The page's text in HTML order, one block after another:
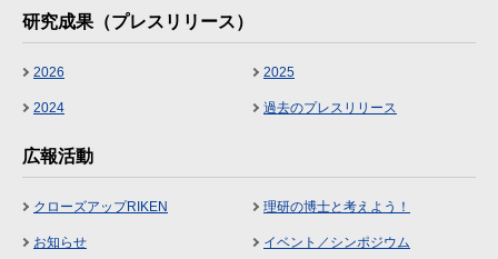
研究成果（プレスリリース）
2026 2025
2024 過去のプレスリリース
広報活動
クローズアップRIKEN 理研の博士と考えよう！
お知らせ イベント／シンポジウム